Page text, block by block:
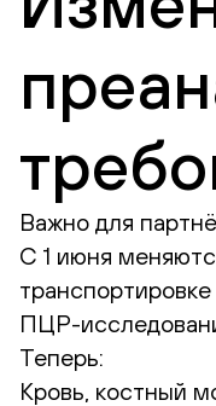
Важно для
С 1 июня
ПЦР-
Теперь:
Кровь, костный